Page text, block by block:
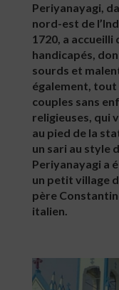
Periyanayagi,
nord-est de
1720, a
handicapés,
sourds et
également, tout
couples sans
religieuses, qui
au pied de la
un sari au style
Periyanayagi a
un petit village
père
italien.